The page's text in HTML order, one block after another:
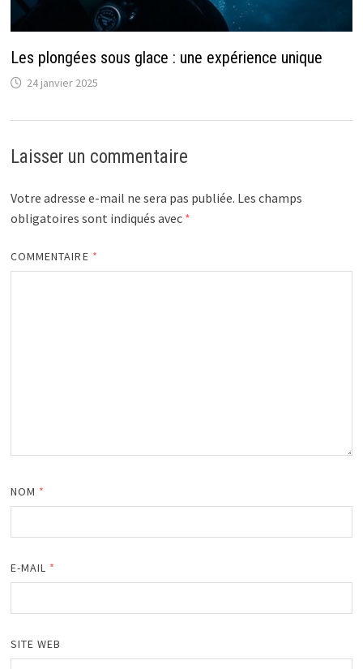
Les plongées sous glace : une expérience unique
24 janvier 2025
Laisser un commentaire
Votre adresse e-mail ne sera pas publiée. Les champs
obligatoires sont indiqués avec *
COMMENTAIRE *
NOM *
E-MAIL *
SITE WEB